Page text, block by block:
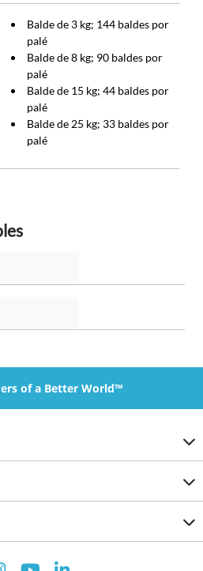
Balde de 3 kg; 144 baldes por
palé
Balde de 8 kg; 90 baldes por
palé
Balde de 15 kg; 44 baldes por
palé
Balde de 25 kg; 33 baldes por
palé
of a Better World™